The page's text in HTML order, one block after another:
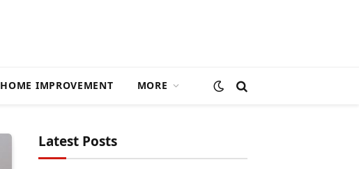
HOME IMPROVEMENT MORE
Latest Posts